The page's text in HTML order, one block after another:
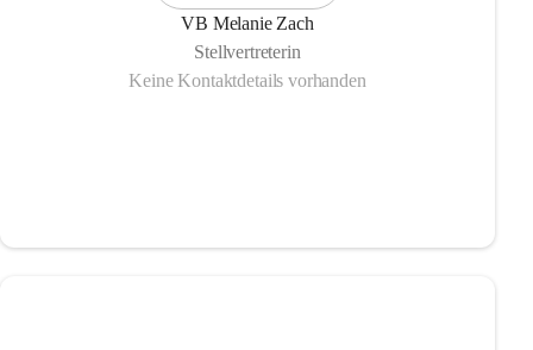
VB Melanie Zach
Stellvertreterin
Keine Kontaktdetails vorhanden